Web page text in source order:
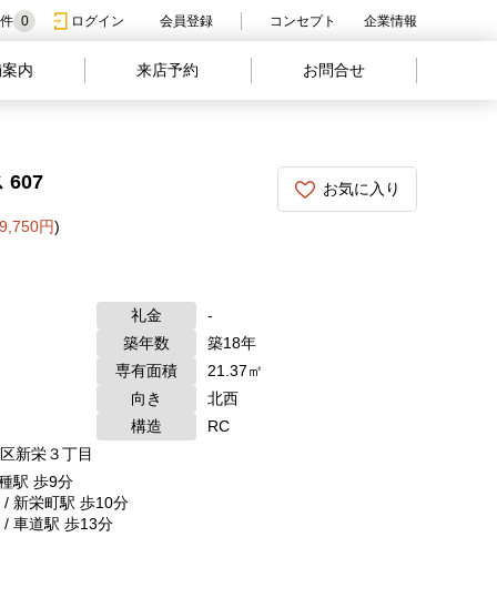
0 ログイン 会員登録 コンセプト 企業情報
内 来店予約 お問合せ
お気に入り
607
9,750円)
礼金
-
築年数
築18年
専有面積
21.37㎡
向き
北西
構造
RC
新栄３丁目
駅 歩9分
新栄町駅 歩10分
車道駅 歩13分